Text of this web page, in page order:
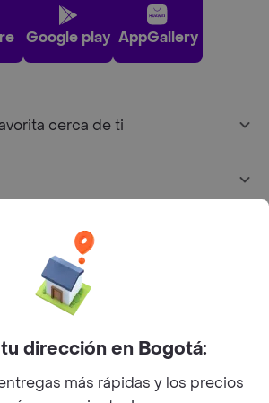
Google play AppGallery
cerca de ti
Facebook
Twitter
Instagram
Rappi Inc. All rights reserved.
dirección en Bogotá:
más rápidas y los precios